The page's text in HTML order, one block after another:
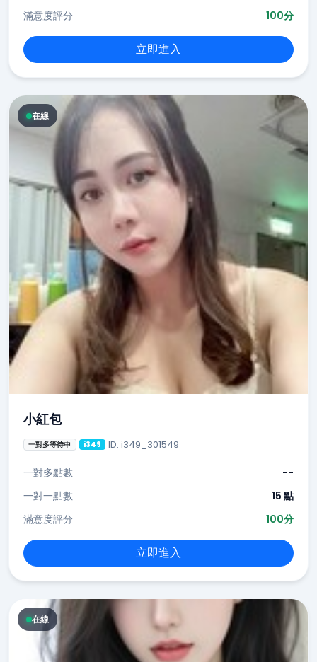
滿意度評分
100分
立即進入
在線
小紅包
一對多等待中 i349 ID: i349_301549
一對多點數
--
一對一點數
15 點
滿意度評分
100分
立即進入
在線